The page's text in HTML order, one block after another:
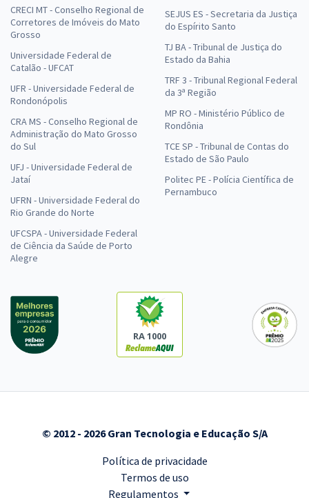
CRECI MT - Conselho Regional de
Corretores de Imóveis do Mato
Grosso
Universidade Federal de
Catalão - UFCAT
UFR - Universidade Federal de
Rondonópolis
CRA MS - Conselho Regional de
Administração do Mato Grosso
do Sul
UFJ - Universidade Federal de
Jataí
UFRN - Universidade Federal do
Rio Grande do Norte
UFCSPA - Universidade Federal
de Ciência da Saúde de Porto
Alegre
SEJUS ES - Secretaria da Justiça
do Espírito Santo
TJ BA - Tribunal de Justiça do
Estado da Bahia
TRF 3 - Tribunal Regional Federal
da 3ª Região
MP RO - Ministério Público de
Rondônia
TCE SP - Tribunal de Contas do
Estado de São Paulo
Politec PE - Polícia Científica de
Pernambuco
RA 1000
© 2012 - 2026 Gran Tecnologia e Educação S/A
Política de privacidade
Termos de uso
Regulamentos